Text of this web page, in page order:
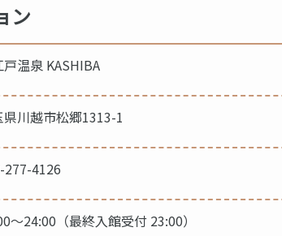
ン
戸温泉 KASHIBA
県川越市松郷1313-1
277-4126
〜24:00（最終入館受付 23:00）